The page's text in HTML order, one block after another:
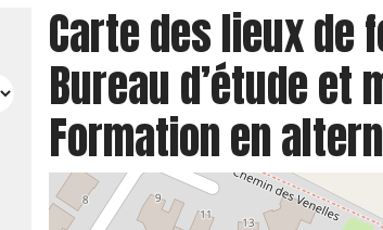
Carte des lieux de
Bureau d’étude et
Formation en